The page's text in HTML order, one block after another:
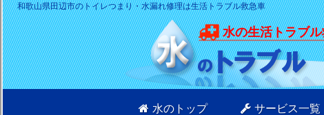
和歌山県田辺市のトイレつまり・水漏れ修理は生活トラブル救急車
水の生活トラブ
水のトップ サービス一覧